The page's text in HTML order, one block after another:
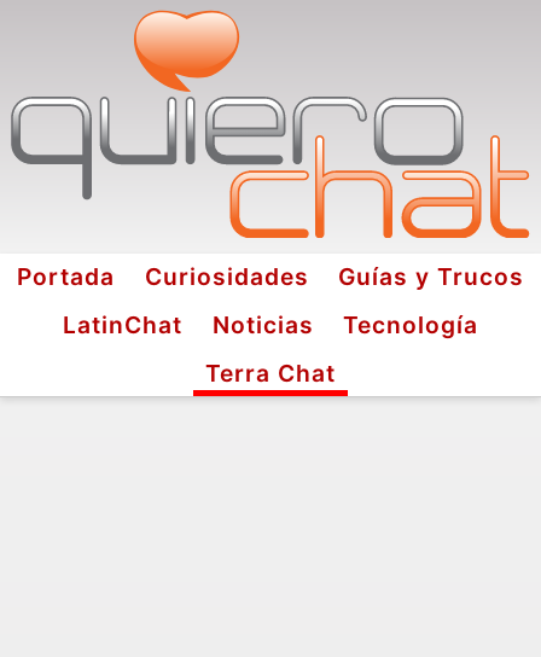
Portada Curiosidades
Guías y Trucos
LatinChat
Noticias
Tecnología
Terra Chat